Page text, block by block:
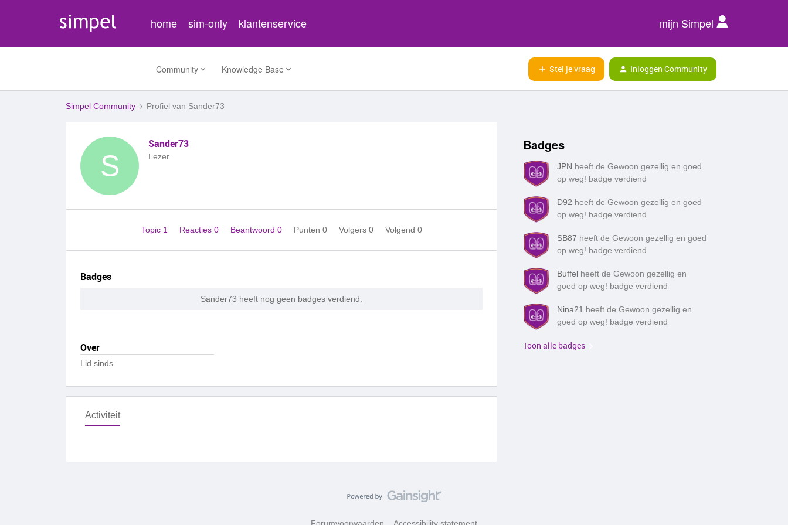
home sim-only klantenservice mijn Simpel
Community Knowledge Base Stel je vraag Inloggen Community
Simpel Community Profiel van Sander73
S
Sander73
Lezer
Topic 1 Reacties 0 Beantwoord 0 Punten 0 Volgers 0 Volgend 0
Badges
Sander73 heeft nog geen badges verdiend.
Over
Lid sinds
Activiteit
Badges
JPN heeft de Gewoon gezellig en goed
op weg! badge verdiend
D92 heeft de Gewoon gezellig en goed
op weg! badge verdiend
SB87 heeft de Gewoon gezellig en goed
op weg! badge verdiend
Buffel heeft de Gewoon gezellig en
goed op weg! badge verdiend
Nina21 heeft de Gewoon gezellig en
goed op weg! badge verdiend
Toon alle badges